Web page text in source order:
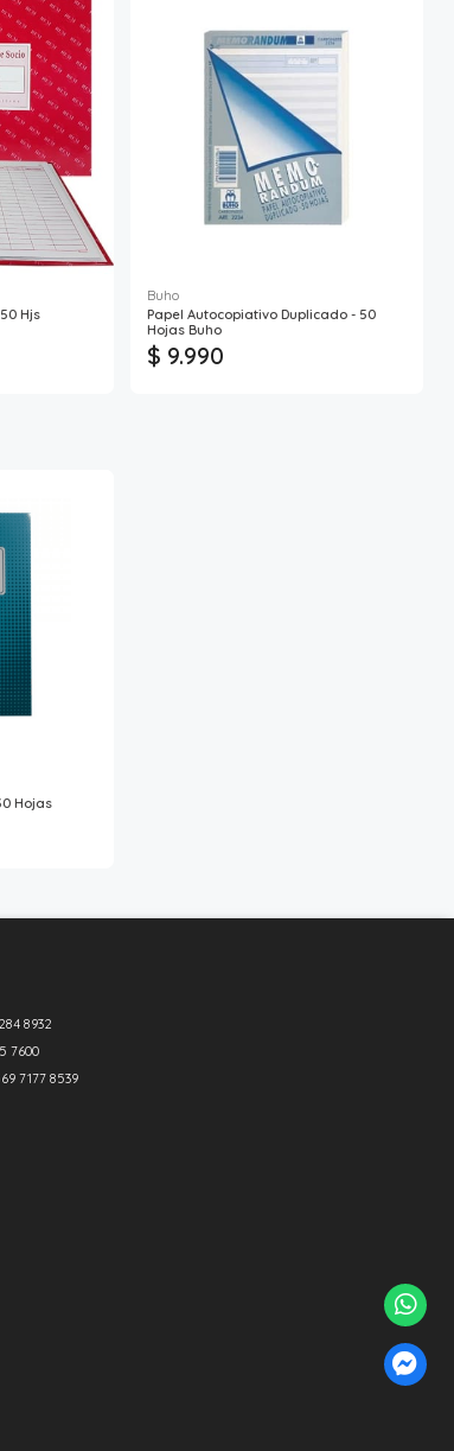
Hjs
Buho
Papel Autocopiativo Duplicado - 50
Hojas Buho
$ 9.990
Hojas
8932
7600
7177 8539